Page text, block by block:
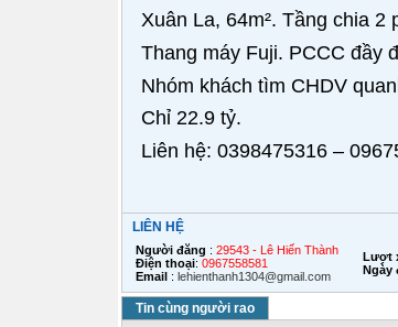
Xuân La, 64m². Tầng chia
Thang máy Fuji. PCCC đầy
Nhóm khách tìm CHDV
Chỉ 22.9 tỷ.
Liên hệ: 0398475316 –
LIÊN HỆ
Người đăng : 29543 - Lê Hiến Thành
Điện thoại: 0967558581
Email: lehienthanh1304@gmail.com
Lượt
Ngày
Tin cùng người rao